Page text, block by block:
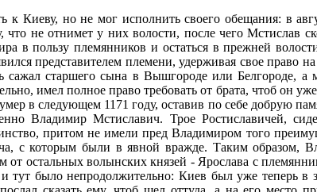
к Киеву, но не мог исполнить своего обещания: в
что не отнимет у них волости, после чего Мстислав
в пользу племянников и остаться в прежней
представителем племени, удерживая свое право
сажал старшего сына в Вышгороде или Белгороде,
имел полное право требовать от брата, чтоб он
в следующем 1171 году, оставив по себе добрую
Владимир Мстиславич. Трое Ростиславичей,
притом не имели пред Владимиром того
с которым были в явной вражде. Таким образом,
от остальных волынских князей - Ярослава с
было непродолжительно: Киев был уже теперь в